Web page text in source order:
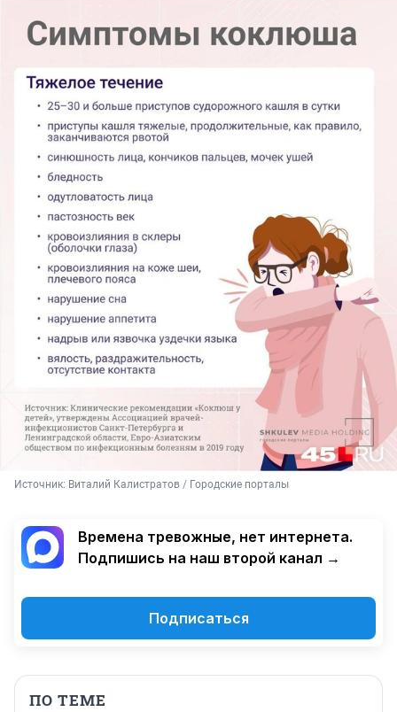
Источник: Виталий Калистратов / Городские порталы
Времена тревожные, нет интернета.
Подпишись на наш второй канал →
Подписаться
ПО ТЕМЕ